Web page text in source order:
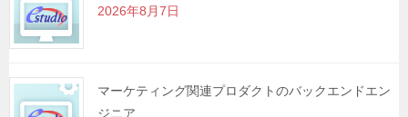
2026年8月7日
マーケティング関連プロダクトのバックエンドエン
ジニア